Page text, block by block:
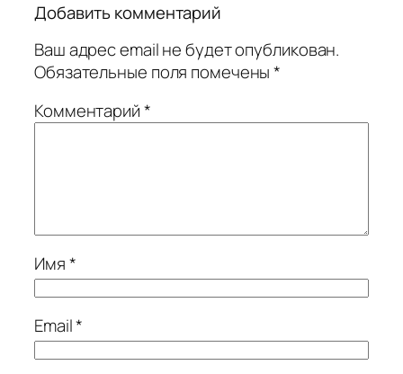
Добавить комментарий
Ваш адрес email не будет опубликован.
Обязательные поля помечены*
Комментарий*
Имя*
Email*